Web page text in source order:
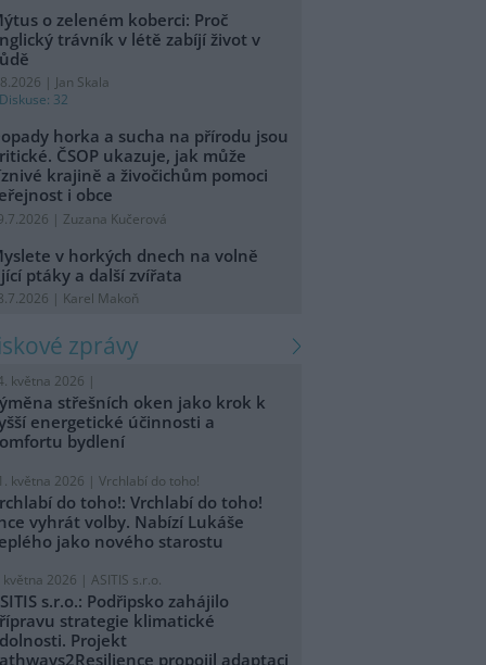
o zeleném koberci: Proč
trávník v létě zabíjí život v
| Jan Skala
Diskuse: 32
horka a sucha na přírodu jsou
ČSOP ukazuje, jak může
krajině a živočichům pomoci
i obce
| Zuzana Kučerová
v horkých dnech na volně
ptáky a další zvířata
| Karel Makoň
zprávy
května 2026 |
střešních oken jako krok k
energetické účinnosti a
bydlení
května 2026 | Vrchlabí do toho!
do toho!: Vrchlabí do toho!
vyhrát volby. Nabízí Lukáše
jako nového starostu
května 2026 | ASITIS s.r.o.
s.r.o.: Podřipsko zahájilo
strategie klimatické
Projekt
propojil adaptaci